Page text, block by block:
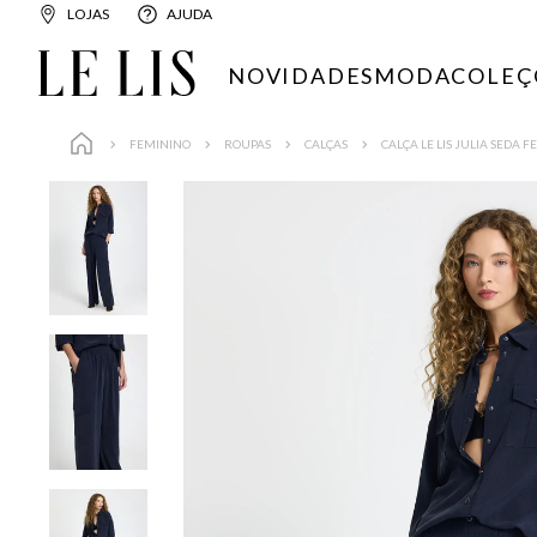
LOJAS AJUDA
NOVIDADESMODA
FEMININO ROUPAS CALÇAS CALÇA LE LIS JULIA SEDA